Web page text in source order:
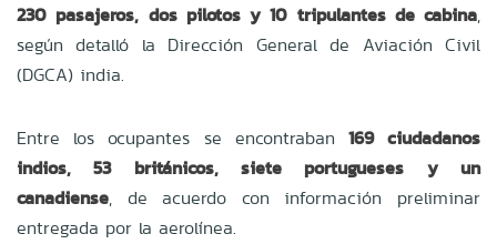
230 pasajeros, dos pilotos y 10 tripulantes de cabina,
según detalló la Dirección General de Aviación Civil
(DGCA) india.
Entre los ocupantes se encontraban 169 ciudadanos
indios, 53 británicos, siete portugueses y un
canadiense, de acuerdo con información preliminar
entregada por la aerolínea.